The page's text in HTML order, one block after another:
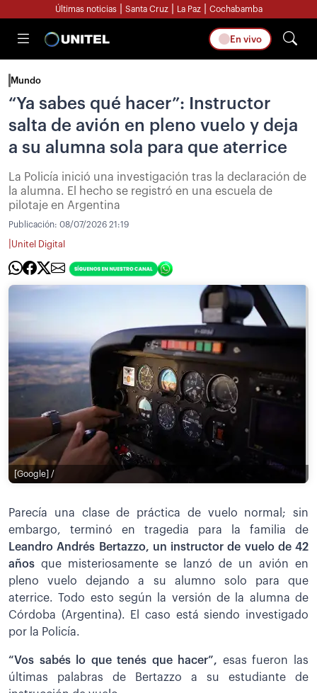
Últimas noticias Santa Cruz La Paz Cochabamba
En vivo
Mundo
“Ya sabes qué hacer”: Instructor
salta de avión en pleno vuelo y deja
a su alumna sola para que aterrice
La Policía inició una investigación tras la declaración de
la alumna. El hecho se registró en una escuela de
pilotaje en Argentina
Publicación: 08/07/2026 21:19
Unitel Digital
[Google] /
Parecía una clase de práctica de vuelo normal; sin
embargo, terminó en tragedia para la familia de
Leandro Andrés Bertazzo, un instructor de vuelo de 42
años que misteriosamente se lanzó de un avión en
pleno vuelo dejando a su alumno solo para que
aterrice. Todo esto según la versión de la alumna de
Córdoba (Argentina). El caso está siendo investigado
por la Policía.
“Vos sabés lo que tenés que hacer”, esas fueron las
últimas palabras de Bertazzo a su estudiante de